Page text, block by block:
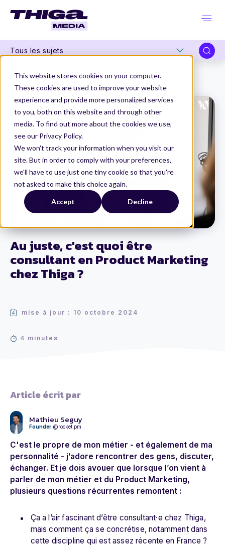
This website stores cookies on your computer.
These cookies are used to improve your website
experience and provide more personalized services
to you, both on this website and through other
media. To find out more about the cookies we use,
see our Privacy Policy.
We won't track your information when you visit our
site. But in order to comply with your preferences,
we'll have to use just one tiny cookie so that you're
not asked to make this choice again.
Accept Decline
Tous les sujets
Au juste, c'est quoi être
consultant en Product Marketing
chez Thiga ?
mise à jour : 10 octobre 2024
4 minutes
Thiga Media
Product Marketing
Article écrit par
Mathieu Seguy
Founder @rocket.pm
C'est le propre de mon métier - et également de ma
personnalité - j’adore rencontrer des gens, discuter,
échanger. Et je dois avouer que lorsque l’on vient à
parler de mon métier et du Product Marketing,
plusieurs questions récurrentes remontent :
Ça a l’air fascinant d’être consultant·e chez Thiga,
mais comment ça se concrétise, notamment dans
cette discipline qui est assez récente en France ?